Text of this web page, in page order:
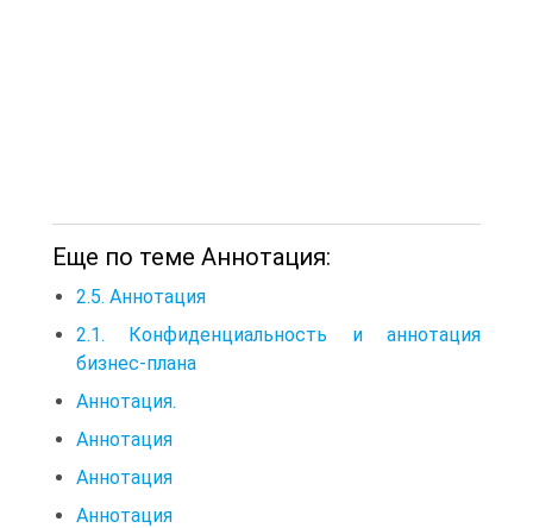
Еще по теме Аннотация:
2.5. Аннотация
2.1. Конфиденциальность и аннотация
бизнес-плана
Аннотация.
Аннотация
Аннотация
Аннотация